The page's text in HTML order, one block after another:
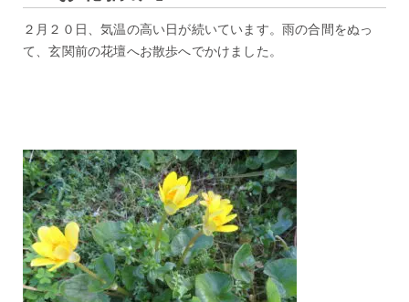
２月２０日、気温の高い日が続いています。雨の合間をぬっ
て、玄関前の花壇へお散歩へでかけました。